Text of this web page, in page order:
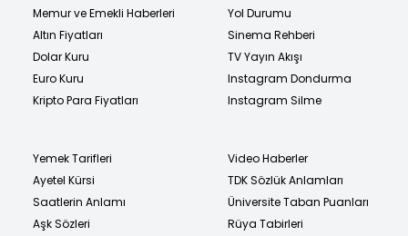
Memur ve Emekli Haberleri
Altın Fiyatları
Dolar Kuru
Euro Kuru
Kripto Para Fiyatları
Yol Durumu
Sinema Rehberi
TV Yayın Akışı
Instagram Dondurma
Instagram Silme
Yemek Tarifleri
Ayetel Kürsi
Saatlerin Anlamı
Aşk Sözleri
Video Haberler
TDK Sözlük Anlamları
Üniversite Taban Puanları
Rüya Tabirleri